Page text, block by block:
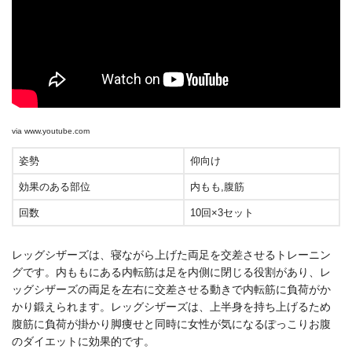
via www.youtube.com
姿勢 仰向け
効果のある部位 内もも,腹筋
回数 10回×3セット
レッグシザーズは、寝ながら上げた両足を交差させるトレーニン
グです。内ももにある内転筋は足を内側に閉じる役割があり、レ
ッグシザーズの両足を左右に交差させる動きで内転筋に負荷がか
かり鍛えられます。レッグシザーズは、上半身を持ち上げるため
腹筋に負荷が掛かり脚痩せと同時に女性が気になるぽっこりお腹
のダイエットに効果的です。